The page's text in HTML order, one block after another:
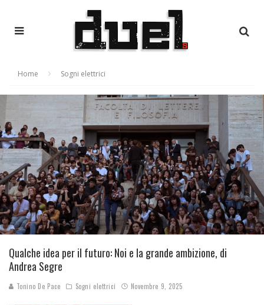
Home Sogni elettrici
Qualche idea per il futuro: Noi e la grande ambizione, di
Andrea Segre
Tonino De Pace Sogni elettrici Novembre 9, 2025